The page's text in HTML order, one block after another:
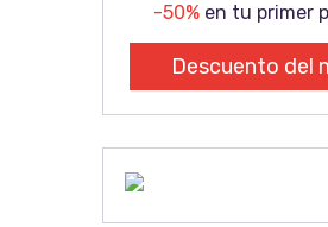
-50%en tu primer
Descuento del